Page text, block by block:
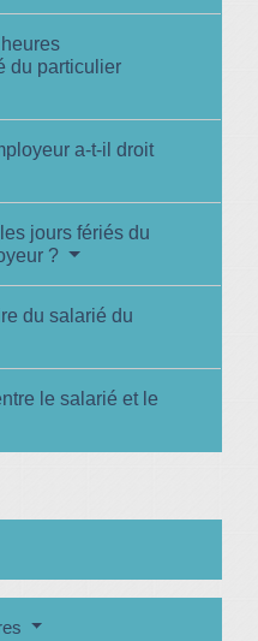
du particulier
a-t-il droit
jours fériés du
?
du salarié du
le salarié et le